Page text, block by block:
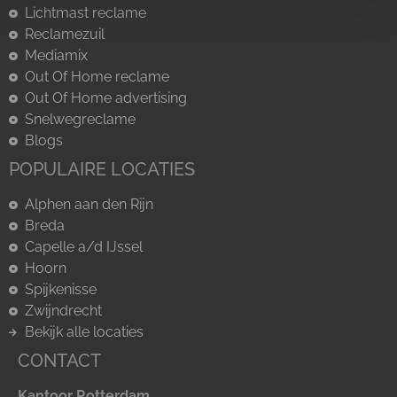
Lichtmast reclame
Reclamezuil
Mediamix
Out Of Home reclame
Out Of Home advertising
Snelwegreclame
Blogs
POPULAIRE LOCATIES
Alphen aan den Rijn
Breda
Capelle a/d IJssel
Hoorn
Spijkenisse
Zwijndrecht
Bekijk alle locaties
CONTACT